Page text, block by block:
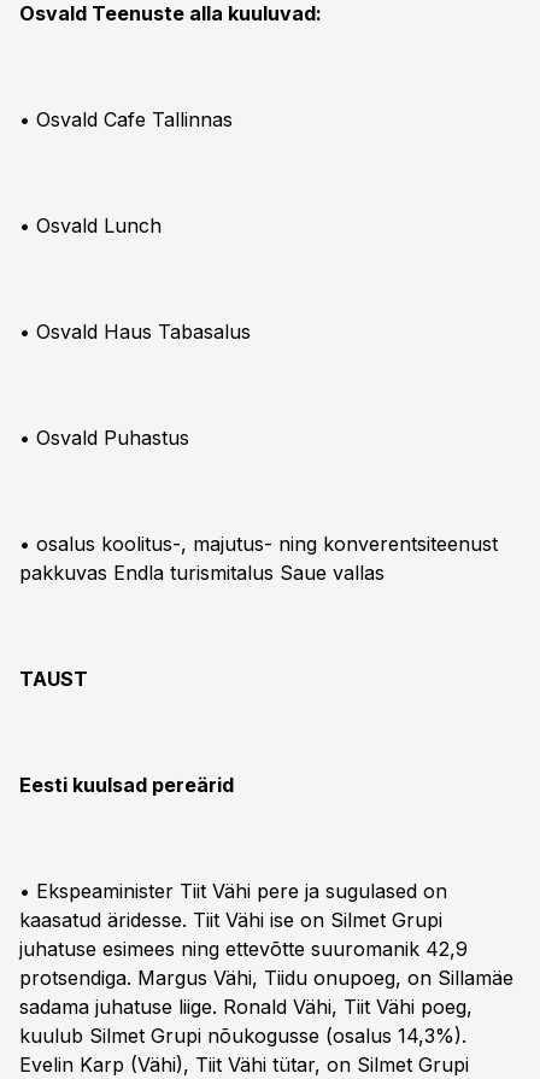
Osvald Teenuste alla kuuluvad:
• Osvald Cafe Tallinnas
• Osvald Lunch
• Osvald Haus Tabasalus
• Osvald Puhastus
• osalus koolitus-, majutus- ning konverentsiteenust
pakkuvas Endla turismitalus Saue vallas
TAUST
Eesti kuulsad pereärid
• Ekspeaminister Tiit Vähi pere ja sugulased on
kaasatud äridesse. Tiit Vähi ise on Silmet Grupi
juhatuse esimees ning ettevõtte suuromanik 42,9
protsendiga. Margus Vähi, Tiidu onupoeg, on Sillamäe
sadama juhatuse liige. Ronald Vähi, Tiit Vähi poeg,
kuulub Silmet Grupi nõukogusse (osalus 14,3%).
Evelin Karp (Vähi), Tiit Vähi tütar, on Silmet Grupi